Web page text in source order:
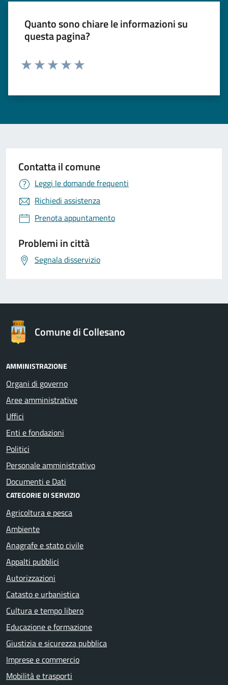
Quanto sono chiare le informazioni su
questa pagina?
Contatta il comune
Leggi le domande frequenti
Richiedi assistenza
Prenota appuntamento
Problemi in città
Segnala disservizio
Comune di Collesano
AMMINISTRAZIONE
Organi di governo
Aree amministrative
Uffici
Enti e fondazioni
Politici
Personale amministrativo
Documenti e Dati
CATEGORIE DI SERVIZIO
Agricoltura e pesca
Ambiente
Anagrafe e stato civile
Appalti pubblici
Autorizzazioni
Catasto e urbanistica
Cultura e tempo libero
Educazione e formazione
Giustizia e sicurezza pubblica
Imprese e commercio
Mobilità e trasporti